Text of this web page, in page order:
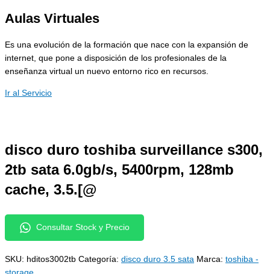
Aulas Virtuales
Es una evolución de la formación que nace con la expansión de
internet, que pone a disposición de los profesionales de la
enseñanza virtual un nuevo entorno rico en recursos.
Ir al Servicio
disco duro toshiba surveillance s300,
2tb sata 6.0gb/s, 5400rpm, 128mb
cache, 3.5.[@
Consultar Stock y Precio
SKU: hditos3002tb Categoría: disco duro 3.5 sata Marca: toshiba -